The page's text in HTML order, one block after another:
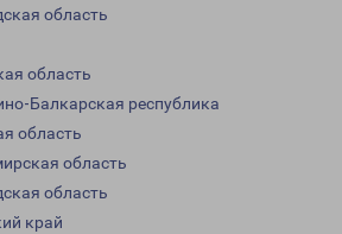
область
область
Балкарская республика
область
область
область
край